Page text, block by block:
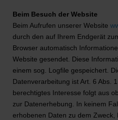
Beim Besuch der Website
Beim Aufrufen unserer Website
durch den auf Ihrem Endgerät
Browser automatisch
Website gesendet. Diese
einem sog. Logfile gespeichert.
Datenverarbeitung ist Art. 6 Abs.
berechtigtes Interesse folgt aus
zur Datenerhebung. In keinem
erhobenen Daten zu dem Zweck,